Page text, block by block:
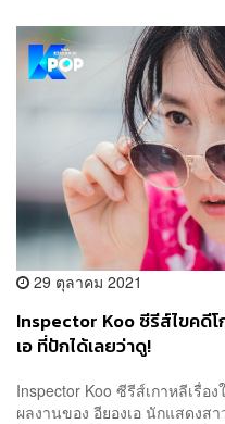
29 ตุลาคม 2021
Inspector Koo ซีรีส์ไขคดีโ
เอ ที่ปักได้เลยว่าดู!
Inspector Koo ซีรีส์เกาหลีเรื่อ
ผลงานของ อียองเอ นักแสดงส